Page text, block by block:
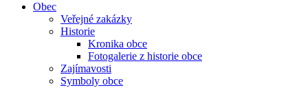
Obec
Veřejné zakázky
Historie
Kronika obce
Fotogalerie z historie obce
Zajímavosti
Symboly obce